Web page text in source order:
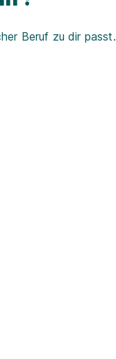
Beruf zu dir passt.